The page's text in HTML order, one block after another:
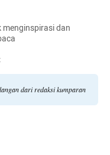
dan
dari redaksi kumparan